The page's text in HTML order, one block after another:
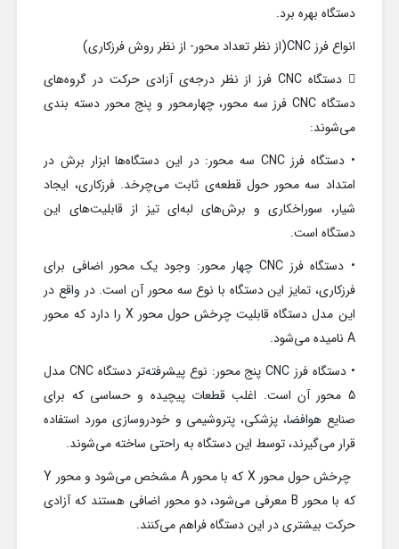
دستگاه بهره برد.
انواع فرز CNC(از نظر تعداد محور- از نظر روش فرزکاری)
 دستگاه CNC فرز از نظر درجه‌ی آزادی حرکت در گروه‌های
دستگاه CNC فرز سه محور، چهارمحور و پنج محور دسته بندی
می‌شوند:
• دستگاه فرز CNC سه محور: در این دستگاه‌ها ابزار برش در
امتداد سه محور حول قطعه‌ی ثابت می‌چرخد. فرزکاری، ایجاد
شیار، سوراخکاری و برش‌های لبه‌ای تیز از قابلیت‌های این
دستگاه است.
• دستگاه فرز CNC چهار محور: وجود یک محور اضافی برای
فرزکاری، تمایز این دستگاه با نوع سه محور آن است. در واقع در
این مدل دستگاه قابلیت چرخش حول محور X را دارد که محور
A نامیده می‌شود.
• دستگاه فرز CNC پنج محور: نوع پیشرفته‌تر دستگاه CNC مدل
5 محور آن است. اغلب قطعات پیچیده و حساسی که برای
صنایع هوافضا، پزشکی، پتروشیمی و خودروسازی مورد استفاده
قرار می‌گیرند، توسط این دستگاه به راحتی ساخته می‌شوند.
چرخش حول محور X که با محور A مشخص می‌شود و محور Y
که با محور B معرفی می‌شود، دو محور اضافی هستند که آزادی
حرکت بیشتری در این دستگاه فراهم می‌کنند.